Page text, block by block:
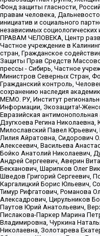
Фонд защиты гласности,
правам человека,
инициатив и социального
независимых
ПРАВАМ ЧЕЛОВЕКА, Центр
Частное учреждение в
стран, Гражданское
Защиты Прав Средств
прессы - Сибирь, Частное
Министров Северных Стран,
Гражданский контроль,
сохранению наследия
МЕМО. РУ, Институт
Информации, Экозащита!-
Евразийская
Дзугкоева Регина
Милославский Павел
Лилия Айратовна, Сидорович
Алексеевич, Васильева
Бойко Анатолий Николаевич,
Андрей Сергеевич, Аверин
Бекханович, Шарипков Олег
Шведов Григорий Сергеевич,
Каргалицкий Борис Юльевич,
Тимур Рифгатович, Романова
Алексадрович, Цирульников
Паутов Юрий Анатольевич,
Пислакова-Паркер Марина
Владимировна, Чуркина
Николаевна, Золотарева